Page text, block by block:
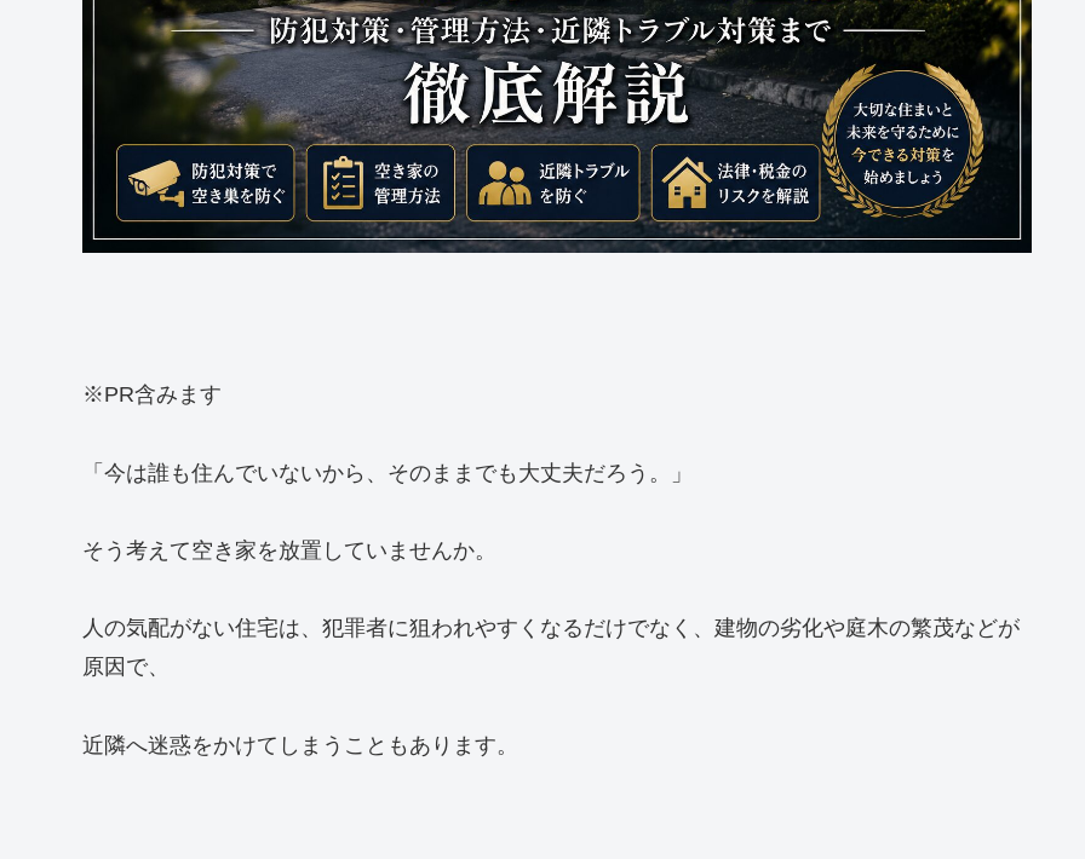
※PR含みます
「今は誰も住んでいないから、そのままでも大丈夫だろう。」
そう考えて空き家を放置していませんか。
人の気配がない住宅は、犯罪者に狙われやすくなるだけでなく、建物の劣化や庭木の繁茂などが
原因で、
近隣へ迷惑をかけてしまうこともあります。